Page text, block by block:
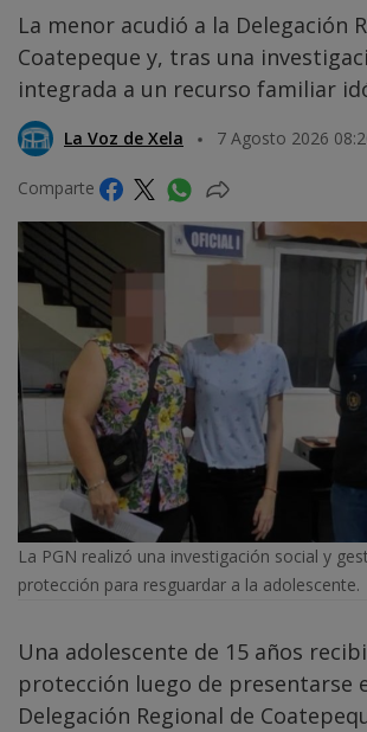
La menor acudió a la Delegación
Coatepeque y, tras una
integrada a un recurso familiar
La Voz de Xela 7 Agosto 2026
Comparte
La PGN realizó una investigación social y
protección para resguardar a la adolescente.
Una adolescente de 15 años
protección luego de presentarse
Delegación Regional de